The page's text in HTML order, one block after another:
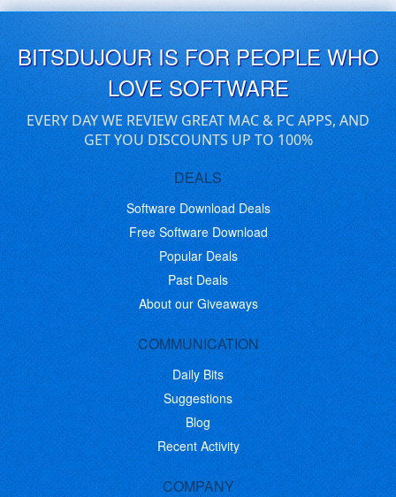
BITSDUJOUR IS FOR PEOPLE WHO
LOVE SOFTWARE
EVERY DAY WE REVIEW GREAT MAC & PC APPS, AND
GET YOU DISCOUNTS UP TO 100%
DEALS
Software Download Deals
Free Software Download
Popular Deals
Past Deals
About our Giveaways
COMMUNICATION
Daily Bits
Suggestions
Blog
Recent Activity
COMPANY